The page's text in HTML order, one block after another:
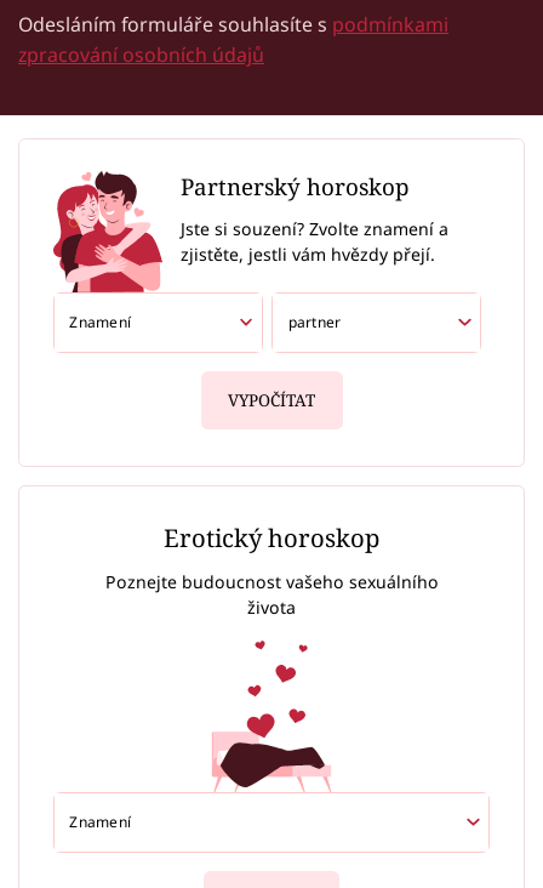
Odesláním formuláře souhlasíte s podmínkami
zpracování osobních údajů
Partnerský horoskop
Jste si souzení? Zvolte znamení a
zjistěte, jestli vám hvězdy přejí.
VYPOČÍTAT
Erotický horoskop
Poznejte budoucnost vašeho sexuálního
života